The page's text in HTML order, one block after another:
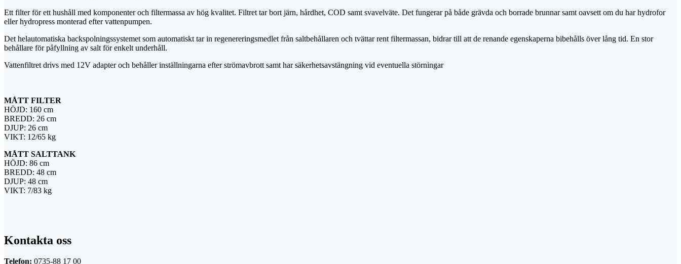
Ett filter för ett hushåll med komponenter och filtermassa av hög kvalitet. Filtret tar bort järn, hårdhet, COD samt svavelväte. Det fungerar på både grävda och borrade brunnar samt oavsett om du har hydrofor
eller hydropress monterad efter vattenpumpen.
Det helautomatiska backspolningssystemet som automatiskt tar in regenereringsmedlet från saltbehållaren och tvättar rent filtermassan, bidrar till att de renande egenskaperna bibehålls över lång tid. En stor
behållare för påfyllning av salt för enkelt underhåll.
Vattenfiltret drivs med 12V adapter och behåller inställningarna efter strömavbrott samt har säkerhetsavstängning vid eventuella störningar
MÅTT FILTER
HÖJD: 160 cm
BREDD: 26 cm
DJUP: 26 cm
VIKT: 12/65 kg
MÅTT SALTTANK
HÖJD: 86 cm
BREDD: 48 cm
DJUP: 48 cm
VIKT: 7/83 kg
Kontakta oss
Telefon: 0735-88 17 00